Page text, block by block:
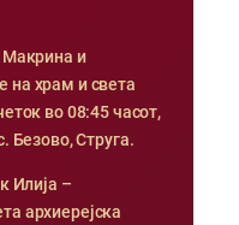
Макрина и
на храм и света
во 08:45 часот,
Безово, Струга.
Илија –
архиерејска